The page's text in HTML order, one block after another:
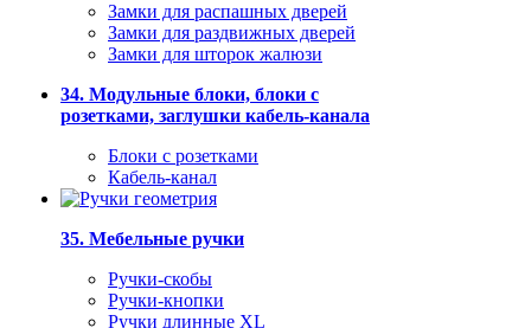
Замки для распашных дверей
Замки для раздвижных дверей
Замки для шторок жалюзи
34. Модульные блоки, блоки с
розетками, заглушки кабель-канала
Блоки с розетками
Кабель-канал
35. Мебельные ручки
Ручки-скобы
Ручки-кнопки
Ручки длинные XL